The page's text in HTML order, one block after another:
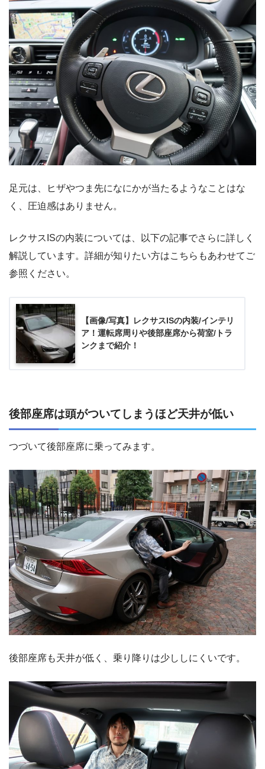
足元は、ヒザやつま先になにかが当たるようなことはな
く、圧迫感はありません。
レクサスISの内装については、以下の記事でさらに詳しく
解説しています。詳細が知りたい方はこちらもあわせてご
参照ください。
【画像/写真】レクサスISの内装/インテリ
ア！運転席周りや後部座席から荷室/トラ
ンクまで紹介！
後部座席は頭がついてしまうほど天井が低い
つづいて後部座席に乗ってみます。
後部座席も天井が低く、乗り降りは少ししにくいです。